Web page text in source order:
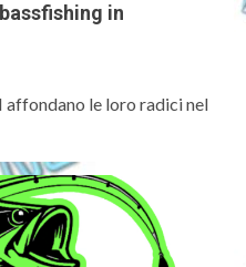
in
le loro radici nel